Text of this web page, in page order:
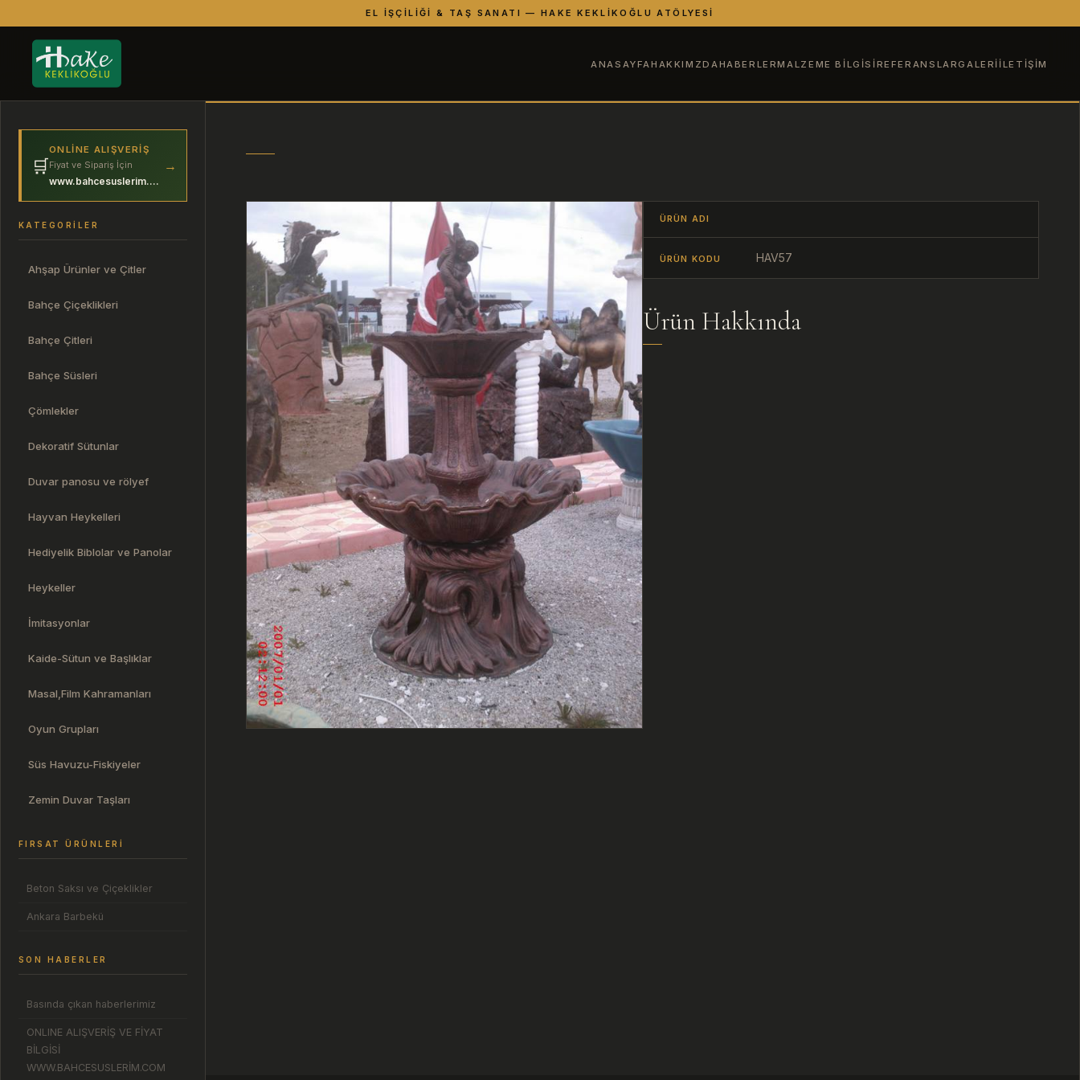
EL İŞÇILIĞI & TAŞ SANATI — HAKE KEKLIKOĞLU ATÖLYESI
ANASAYFAHAKKIMZDAHABERLERMALZEME BILGISI REFERANSLAR GALERI İLETIŞIM
🛒
ONLINE ALIŞVERIŞ
Fiyat ve Sipariş İçin
www.bahcesuslerim.com
→
KATEGORILER
Ahşap Ürünler ve Çitler
Bahçe Çiçeklikleri
Bahçe Çitleri
Bahçe Süsleri
Çömlekler
Dekoratif Sütunlar
Duvar panosu ve rölyef
Hayvan Heykelleri
Hediyelik Biblolar ve Panolar
Heykeller
İmitasyonlar
Kaide-Sütun ve Başlıklar
Masal,Film Kahramanları
Oyun Grupları
Süs Havuzu-Fiskiyeler
Zemin Duvar Taşları
FIRSAT ÜRÜNLERI
Beton Saksı ve Çiçeklikler
Ankara Barbekü
SON HABERLER
Basında çıkan haberlerimiz
ONLINE ALIŞVERİŞ VE FİYAT
BİLGİSİ
WWW.BAHCESUSLERİM.COM
ÜRÜN ADI
ÜRÜN KODU HAV57
Ürün Hakkında